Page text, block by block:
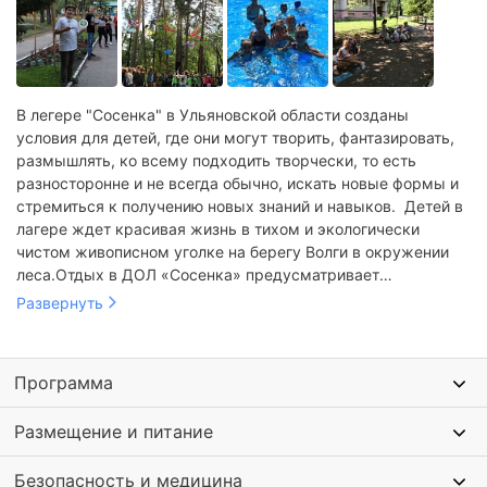
В легере "Сосенка" в Ульяновской области созданы
условия для детей, где они могут творить, фантазировать,
размышлять, ко всему подходить творчески, то есть
разносторонне и не всегда обычно, искать новые формы и
стремиться к получению новых знаний и навыков. Детей в
лагере ждет красивая жизнь в тихом и экологически
чистом живописном уголке на берегу Волги в окружении
леса.Отдых в ДОЛ «Сосенка» предусматривает
соблюдение правильного режима дня, сбалансированное
лучшей стороны, чтобы, побывав здесь однажды, он
захотел вновь вернуться в наш лагерь!
Развернуть
Программа
Размещение и питание
Безопасность и медицина